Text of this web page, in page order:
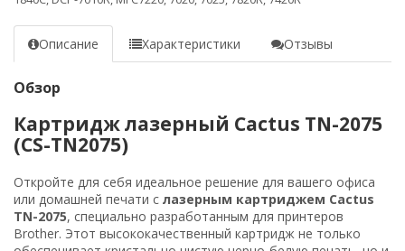
Описание Характеристики Отзывы
Обзор
Картридж лазерный Cactus TN-2075
(CS-TN2075)
Откройте для себя идеальное решение для вашего офиса
или домашней печати с лазерным картриджем Cactus
TN-2075, специально разработанным для принтеров
Brother. Этот высококачественный картридж не только